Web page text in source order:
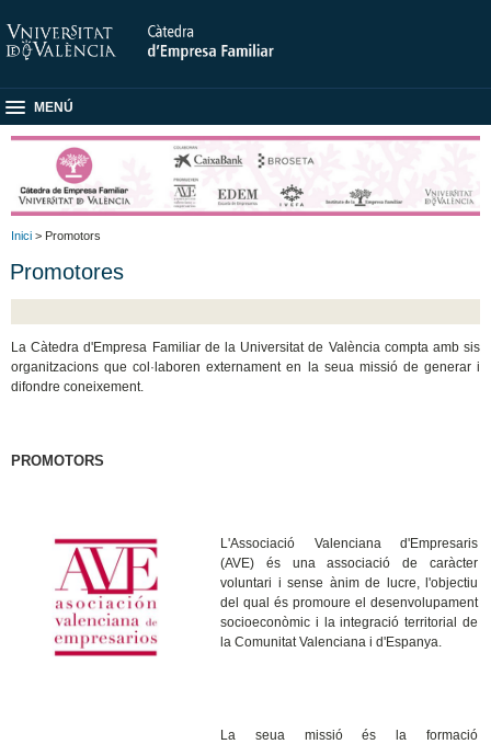
MENÚ
Inici > Promotors
Promotores
La Càtedra d'Empresa Familiar de la Universitat de València compta amb sis
organitzacions que col·laboren externament en la seua missió de generar i
difondre coneixement.
PROMOTORS
L'Associació Valenciana d'Empresaris
(AVE) és una associació de caràcter
voluntari i sense ànim de lucre, l'objectiu
del qual és promoure el desenvolupament
socioeconòmic i la integració territorial de
la Comunitat Valenciana i d'Espanya.
La seua missió és la formació